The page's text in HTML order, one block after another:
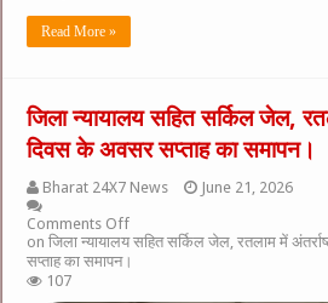
Read More »
जिला न्यायालय सहित सर्किल जेल,
दिवस के अवसर सप्ताह का समापन।
Bharat 24X7 News
June 21, 2026
Comments Off
on जिला न्यायालय सहित सर्किल जेल, रतलाम में
सप्ताह का समापन।
107